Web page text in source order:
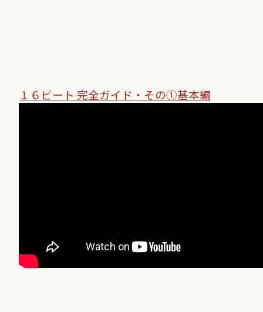
１６ビート 完全ガイド・その①基本編